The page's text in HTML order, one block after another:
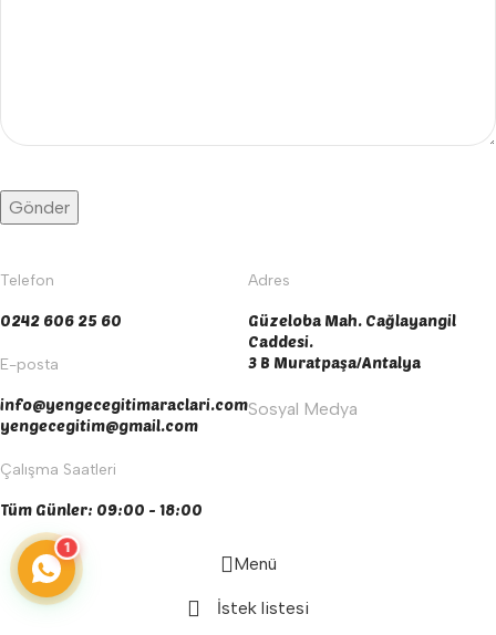
Telefon
0242 606 25 60
E-posta
info@yengecegitimaraclari.com
yengecegitim@gmail.com
Çalışma Saatleri
Tüm Günler: 09:00 - 18:00
Adres
Güzeloba Mah. Cağlayangil
Caddesi.
3 B Muratpaşa/Antalya
Sosyal Medya
Menü
İstek listesi
1